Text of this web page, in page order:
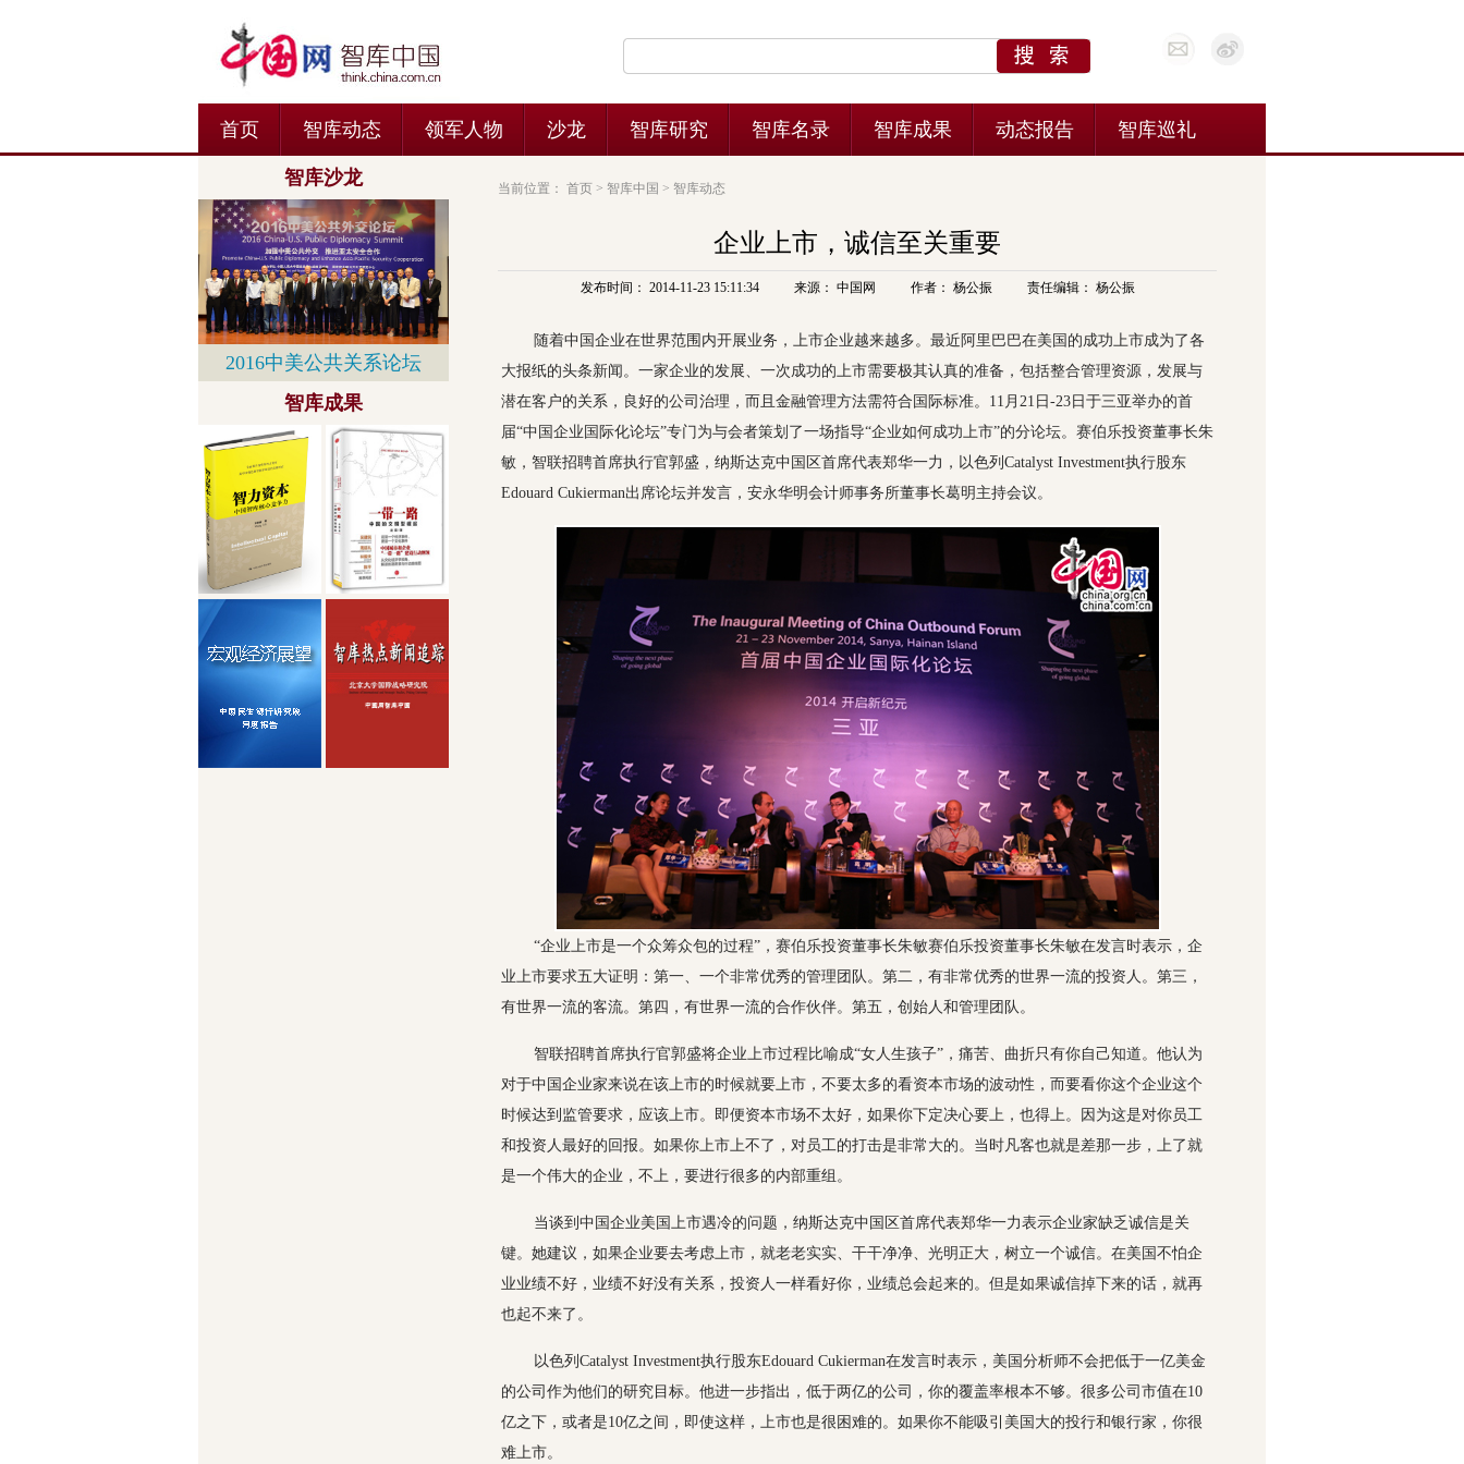
当前位置： 首页 > 智库中国 > 智库动态
企业上市，诚信至关重要
发布时间： 2014-11-23 15:11:34 来源： 中国网 作者： 杨公振 责任编辑： 杨公振
随着中国企业在世界范围内开展业务，上市企业越来越多。最近阿里巴巴在美国的成功上市成为了各
大报纸的头条新闻。一家企业的发展、一次成功的上市需要极其认真的准备，包括整合管理资源，发展与
潜在客户的关系，良好的公司治理，而且金融管理方法需符合国际标准。11月21日-23日于三亚举办的首
届“中国企业国际化论坛”专门为与会者策划了一场指导“企业如何成功上市”的分论坛。赛伯乐投资董事长朱
敏，智联招聘首席执行官郭盛，纳斯达克中国区首席代表郑华一力，以色列Catalyst Investment执行股东
Edouard Cukierman出席论坛并发言，安永华明会计师事务所董事长葛明主持会议。
“企业上市是一个众筹众包的过程”，赛伯乐投资董事长朱敏赛伯乐投资董事长朱敏在发言时表示，企
业上市要求五大证明：第一、一个非常优秀的管理团队。第二，有非常优秀的世界一流的投资人。第三，
有世界一流的客流。第四，有世界一流的合作伙伴。第五，创始人和管理团队。
智联招聘首席执行官郭盛将企业上市过程比喻成“女人生孩子”，痛苦、曲折只有你自己知道。他认为
对于中国企业家来说在该上市的时候就要上市，不要太多的看资本市场的波动性，而要看你这个企业这个
时候达到监管要求，应该上市。即便资本市场不太好，如果你下定决心要上，也得上。因为这是对你员工
和投资人最好的回报。如果你上市上不了，对员工的打击是非常大的。当时凡客也就是差那一步，上了就
是一个伟大的企业，不上，要进行很多的内部重组。
当谈到中国企业美国上市遇冷的问题，纳斯达克中国区首席代表郑华一力表示企业家缺乏诚信是关
键。她建议，如果企业要去考虑上市，就老老实实、干干净净、光明正大，树立一个诚信。在美国不怕企
业业绩不好，业绩不好没有关系，投资人一样看好你，业绩总会起来的。但是如果诚信掉下来的话，就再
也起不来了。
以色列Catalyst Investment执行股东Edouard Cukierman在发言时表示，美国分析师不会把低于一亿美金
的公司作为他们的研究目标。他进一步指出，低于两亿的公司，你的覆盖率根本不够。很多公司市值在10
亿之下，或者是10亿之间，即使这样，上市也是很困难的。如果你不能吸引美国大的投行和银行家，你很
难上市。